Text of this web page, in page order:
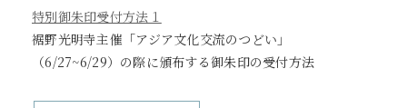
特別御朱印受付方法１
裾野光明寺主催「アジア文化交流のつどい」
（6/27~6/29）の際に頒布する御朱印の受付方法